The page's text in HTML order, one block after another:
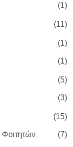
(1)
(11)
(1)
(1)
(5)
(3)
(15)
Φοιτητών (7)